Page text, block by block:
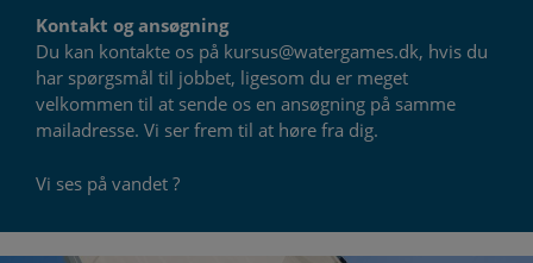
Kontakt og ansøgning
Du kan kontakte os på kursus@watergames.dk, hvis du
har spørgsmål til jobbet, ligesom du er meget
velkommen til at sende os en ansøgning på samme
mailadresse. Vi ser frem til at høre fra dig.
Vi ses på vandet ?